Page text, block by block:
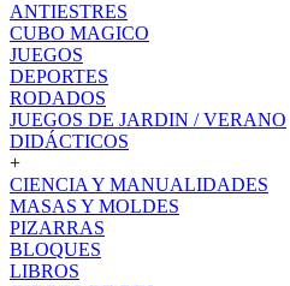
ANTIESTRES
CUBO MAGICO
JUEGOS
DEPORTES
RODADOS
JUEGOS DE JARDIN / VERANO
DIDÁCTICOS
+
CIENCIA Y MANUALIDADES
MASAS Y MOLDES
PIZARRAS
BLOQUES
LIBROS